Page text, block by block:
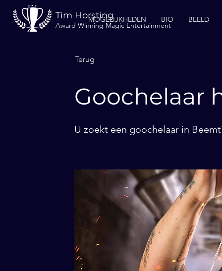
Tim Horsting
Award Winning Magic Entertainment
MOGELIJKHEDEN BIO BEELD
Terug
Goochelaar
U zoekt een goochelaar in